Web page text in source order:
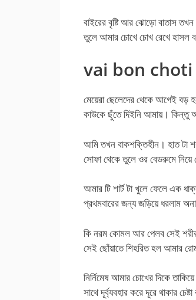
বাইরের বৃষ্টি আর ঝোড়ো বাতাস
তুলে আমার চোখে চোখ রেখে হাসল
vai bon
মেয়েরা ছেলেদের থেকে আগেই
কাউকে ছুঁতে দিইনি আমায়। কিন্তু
আমি তখন বাকশক্তিহীন। হাত টা
সোফা থেকে তুলে ওর বেডরুমে
আমার টি শার্ট টা খুলে ফেলে এক
প্রথমবারের জন্য জড়িয়ে ধরলাম
কি নরম কোমল আর পেলব সেই
সেই ছোঁয়াতে শিহরিত হল আমার
নির্নিমেষ আমার চোখের দিকে
সাথে দূর্ব্যবহার করে দূরে থাকার